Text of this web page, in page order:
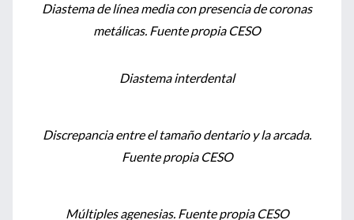
Diastema de línea media con presencia de coronas
metálicas. Fuente propia CESO
Diastema interdental
Discrepancia entre el tamaño dentario y la arcada.
Fuente propia CESO
Múltiples agenesias. Fuente propia CESO